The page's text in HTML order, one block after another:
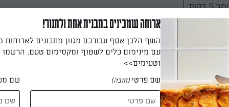
דקות
משומנת בחצי מכמות הבצק, חותכים שוליים בעזרת מערוך שמועבר
המלית על הקלתית ומעבירים למקרר.
ארוחה שמכינים בתבנית אחת ולתנור!
השף הלבן אסף עבורכם מגוון מתכונים
עם מינימום כלים לשטוף ומקסימום טעם. הרשמו
וטעימים>>
שם פרטי(חובה) שם